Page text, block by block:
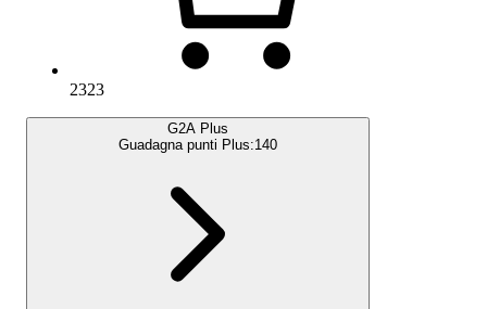
2323
G2A Plus
Guadagna punti Plus:140